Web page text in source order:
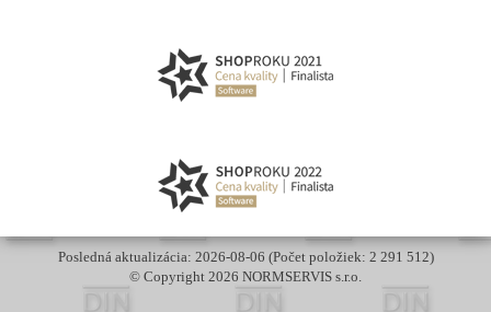
Posledná aktualizácia: 2026-08-06 (Počet položiek: 2 291 512)
© Copyright 2026 NORMSERVIS s.r.o.